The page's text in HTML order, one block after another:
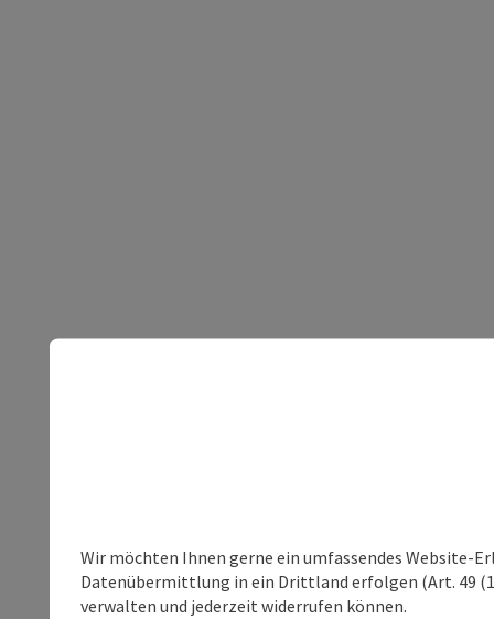
Wir möchten Ihnen gerne ein umfassendes Website-
Datenübermittlung in ein Drittland erfolgen (Art. 49
verwalten und jederzeit widerrufen können.